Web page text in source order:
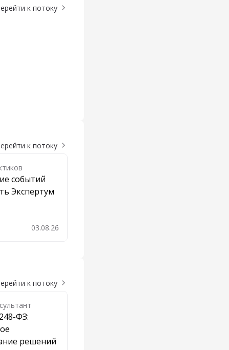
к потоку
к потоку
событий
Экспертум
в закладки
03.08.26
к потоку
ФЗ:
решений